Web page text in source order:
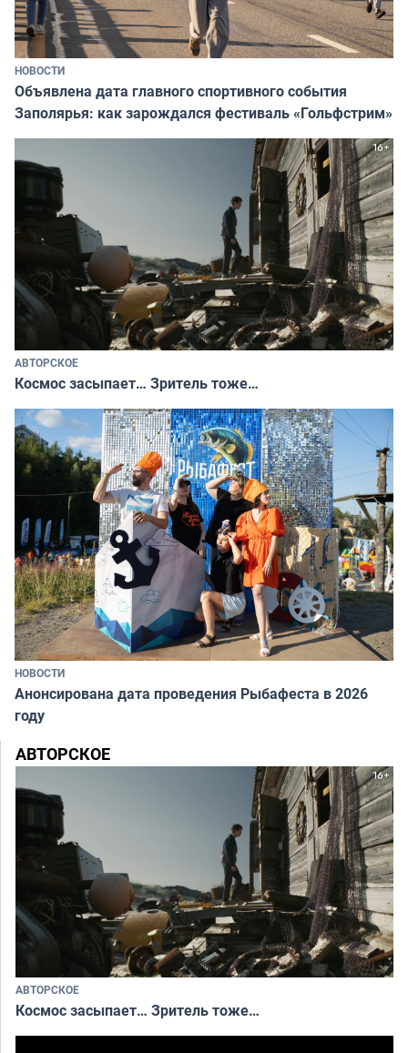
НОВОСТИ
Объявлена дата главного спортивного события
Заполярья: как зарождался фестиваль «Гольфстрим»
АВТОРСКОЕ
Космос засыпает… Зритель тоже…
НОВОСТИ
Анонсирована дата проведения Рыбафеста в 2026
году
АВТОРСКОЕ
АВТОРСКОЕ
Космос засыпает… Зритель тоже…